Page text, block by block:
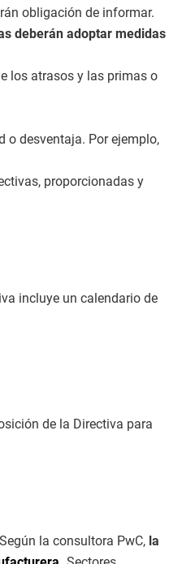
obligación de informar.
deberán adoptar medidas
los atrasos y las primas o
o desventaja. Por ejemplo,
proporcionadas y
incluye un calendario de
de la Directiva para
la consultora PwC, la